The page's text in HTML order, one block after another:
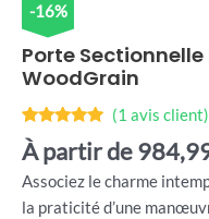
-16%
Porte
WoodGrain
Noté
sur 5
basé sur
1
notation
client
(1 avis client)
À partir de
Associez le charme
la praticité d’une